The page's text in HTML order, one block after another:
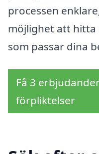
processen
möjlighet att
som passar dina
Få 3
förpliktelser